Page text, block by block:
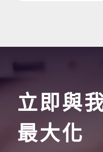
立即與
最大化